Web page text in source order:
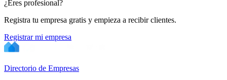
¿Eres profesional?
Registra tu empresa gratis y empieza a recibir clientes.
Registrar mi empresa
Directorio de Empresas